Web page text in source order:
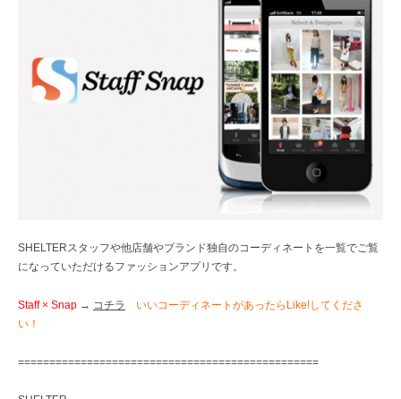
SHELTERスタッフや他店舗やブランド独自のコーディネートを一覧でご覧
になっていただけるファッションアプリです。
Staff × Snap → コチラ
いいコーディネートがあったらLike!してくださ
い！
================================================